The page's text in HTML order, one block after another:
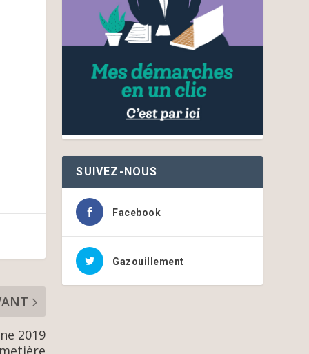
2019
SUIVEZ-NOUS
Facebook
Gazouillement